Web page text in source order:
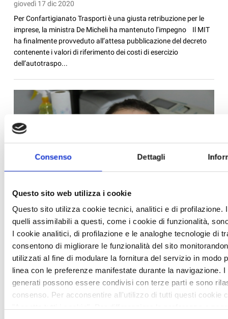
Consenso Dettagli
Questo sito web utilizza i cookie
Questo sito utilizza cookie tecnici, analitici e di profilazione.
quelli assimilabili a questi, come i cookie di funzionalità,
I cookie analitici, di profilazione e le analoghe tecnologie di
consentono di migliorare le funzionalità del sito
utilizzati al fine di modulare la fornitura del servizio in modo
linea con le preferenze manifestate durante la navigazione. I
generati possono essere condivisi con terze parti e sono
consenso. Per acconsentire all'utilizzo di tutti questi cookie
giovedì 17 dic 2020
Per Confartigianato Trasporti è una giusta retribuzione per le
imprese, la ministra De Micheli ha mantenuto l’impegno Il MIT
ha finalmente provveduto all’attesa pubblicazione del decreto
contenente i valori di riferimento dei costi di esercizio
dell’autotraspo...
SAN.ARTI.: INDENNITÀ STRAORDINARIA PER I
TITOLARI DI AZIENDE CONTAGIATI DAL COVID-
19
News /Patronato INAPA
mercoledì 16 dic 2020
A fronte dell’attuale emergenza sanitaria San.Arti. ha previsto
l’erogazione di specifiche prestazioni anche a beneficio dei